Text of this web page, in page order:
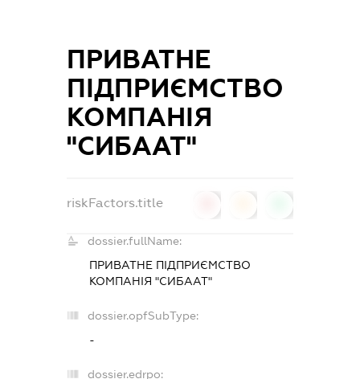
ПРИВАТНЕ
ПІДПРИЄМСТВО
КОМПАНІЯ
"СИБААТ"
riskFactors.title
dossier.fullName:
ПРИВАТНЕ ПІДПРИЄМСТВО
КОМПАНІЯ "СИБААТ"
dossier.opfSubType:
-
dossier.edrpo: